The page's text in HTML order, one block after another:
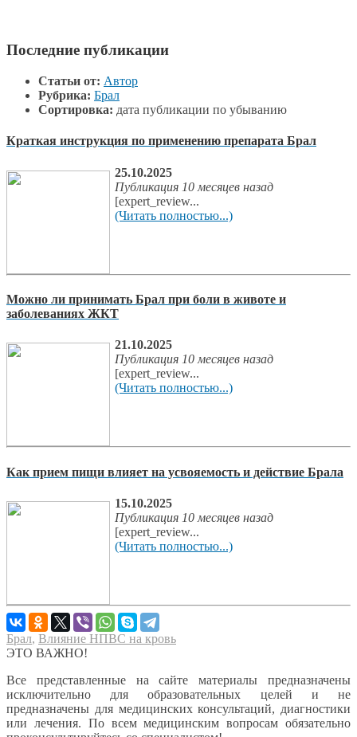
Последние публикации
Статьи от: Автор
Рубрика: Брал
Сортировка: дата публикации по убыванию
Краткая инструкция по применению препарата Брал
25.10.2025
Публикация 10 месяцев назад
[expert_review...
(Читать полностью...)
Можно ли принимать Брал при боли в животе и
заболеваниях ЖКТ
21.10.2025
Публикация 10 месяцев назад
[expert_review...
(Читать полностью...)
Как прием пищи влияет на усвояемость и действие Брала
15.10.2025
Публикация 10 месяцев назад
[expert_review...
(Читать полностью...)
Брал, Влияние НПВС на кровь
ЭТО ВАЖНО!
Все представленные на сайте материалы предназначены
исключительно для образовательных целей и не
предназначены для медицинских консультаций, диагностики
или лечения. По всем медицинским вопросам обязательно